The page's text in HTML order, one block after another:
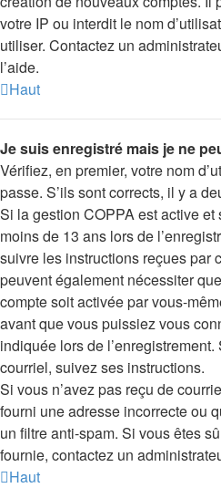
votre IP ou interdit le nom
utiliser. Contactez un
l’aide.
Haut
Je suis enregistré mais je ne
Vérifiez, en premier, votre nom
passe. S’ils sont corrects, il y a
Si la gestion COPPA est active
moins de 13 ans lors de
suivre les instructions reçues par
peuvent également nécessiter
compte soit activée par vous-
avant que vous puissiez vous
indiquée lors de
courriel, suivez ses instructions.
Si vous n’avez pas reçu de
fourni une adresse incorrecte ou
un filtre anti-spam. Si vous êtes
fournie, contactez un
Haut